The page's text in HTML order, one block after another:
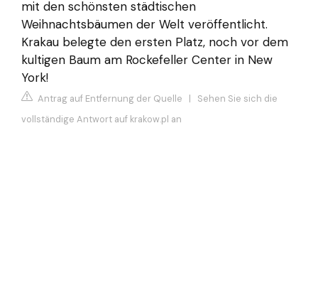
mit den schönsten städtischen
Weihnachtsbäumen der Welt veröffentlicht.
Krakau belegte den ersten Platz, noch vor dem
kultigen Baum am Rockefeller Center in New
York!
Antrag auf Entfernung der Quelle | Sehen Sie sich die
vollständige Antwort auf krakow.pl an